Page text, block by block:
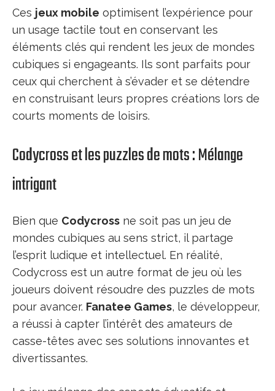
Ces jeux mobile optimisent l’expérience pour
un usage tactile tout en conservant les
éléments clés qui rendent les jeux de mondes
cubiques si engageants. Ils sont parfaits pour
ceux qui cherchent à s’évader et se détendre
en construisant leurs propres créations lors de
courts moments de loisirs.
Codycross et les puzzles de mots : Mélange
intrigant
Bien que Codycross ne soit pas un jeu de
mondes cubiques au sens strict, il partage
l’esprit ludique et intellectuel. En réalité,
Codycross est un autre format de jeu où les
joueurs doivent résoudre des puzzles de mots
pour avancer. Fanatee Games, le développeur,
a réussi à capter l’intérêt des amateurs de
casse-têtes avec ses solutions innovantes et
divertissantes.